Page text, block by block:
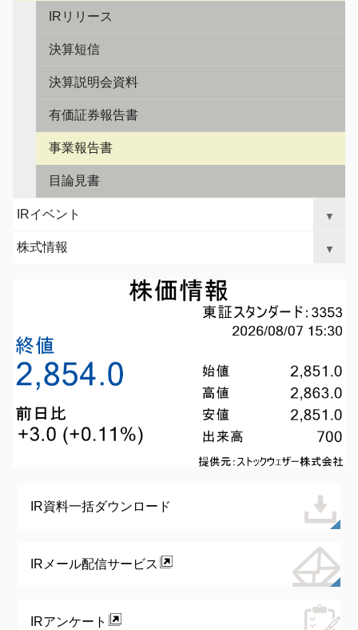
IRリリース
決算短信
決算説明会資料
有価証券報告書
事業報告書
目論見書
IRイベント ▼
株式情報 ▼
IR資料一括ダウンロード
IRメール配信サービス
IRアンケート